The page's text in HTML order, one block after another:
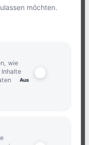
möchten.
wie